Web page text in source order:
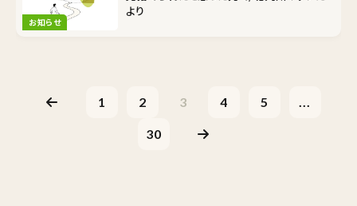
お知らせ
より
1 2 3 4 5 ...
30